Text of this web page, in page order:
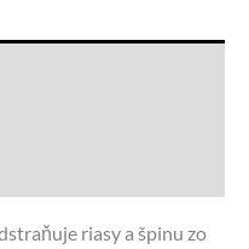
riasy a špinu zo